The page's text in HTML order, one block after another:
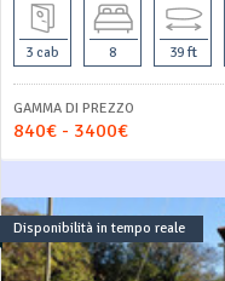
3 cab 8 39 ft
GAMMA DI PREZZO
840€ - 3400€
Disponibilità in tempo reale